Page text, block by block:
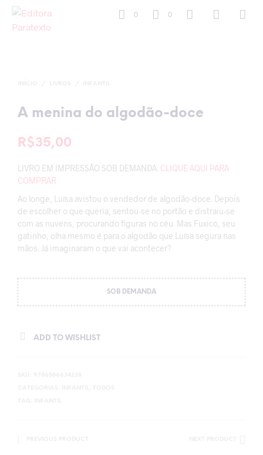
0 0
A menina do algodão-doce
R$35,00
LIVRO EM IMPRESSÃO SOB DEMANDA. CLIQUE AQUI PARA
COMPRAR
Ao longe, Luísa avistou o vendedor de algodão-doce. Depois
de escolher o que queria, sentou-se no portão e distraiu-se
com as nuvens, procurando figuras no céu. Mas Fuxico, seu
gatinho, olha mesmo é para o algodão que Luísa segura nas
mãos. Já imaginaram o que vai acontecer?
SOB DEMANDA
ADD TO WISHLIST